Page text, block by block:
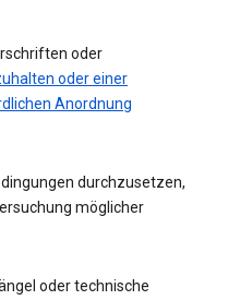
oder
oder einer
Anordnung
durchzusetzen,
möglicher
oder technische